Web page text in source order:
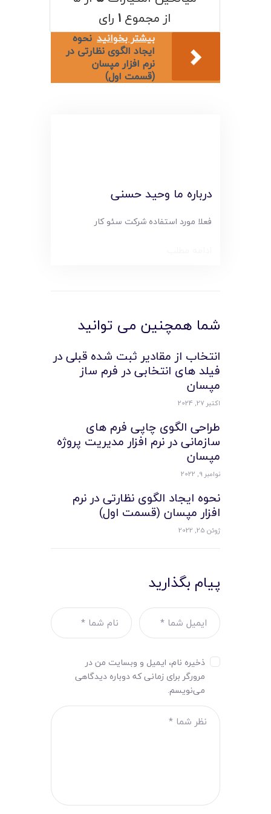
از مجموع ۱ رای
بیشتر بخوانید نحوه
ایجاد الگوی نظارتی در
نرم افزار مپسان
(قسمت اول)
درباره ما وحید حسنی
فعلا مورد استفاده شرکت سئو کار
شما همچنین می توانید
انتخاب از مقادیر ثبت شده قبلی در
فیلد های انتخابی در فرم ساز
مپسان
اکتبر 27, 2024
طراحی الگوی چاپی فرم های
سازمانی در نرم افزار مدیریت پروژه
مپسان
نوامبر 9, 2022
نحوه ایجاد الگوی نظارتی در نرم
افزار مپسان (قسمت اول)
ژوئن 25, 2022
پیام بگذارید
ذخیره نام، ایمیل و وبسایت من در
مرورگر برای زمانی که دوباره دیدگاهی
می‌نویسم.